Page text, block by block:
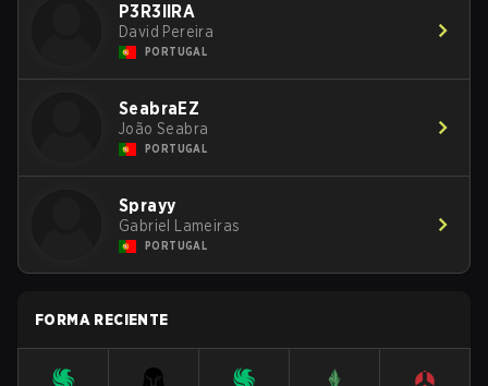
P3R3IIRA
David Pereira
PORTUGAL
SeabraEZ
João Seabra
PORTUGAL
Sprayy
Gabriel Lameiras
PORTUGAL
FORMA RECIENTE